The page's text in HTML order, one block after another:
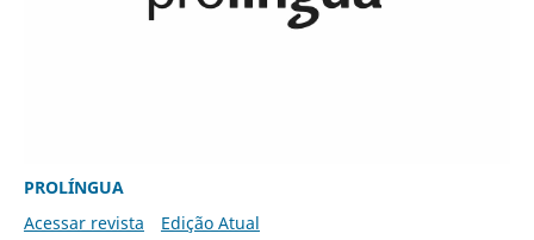
PROLÍNGUA
Acessar revista
Edição Atual